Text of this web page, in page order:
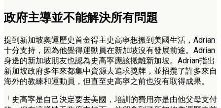
政府主導並不能解決所有問題
提到新加坡奧運歷史首金得主史高寧想搬到美國生活，Adrian
十分支持，因為他覺得運動員在新加坡沒有發展前途。Adrian
身邊的新加坡朋友也認為史高寧應該搬離新加坡。Adrian指出
新加坡政府多年來都集中資源去追求獎牌，並招攬了許多來自
海外的教練和運動員，但直至史高寧之前也沒有取得成果。
「史高寧是自己決定要去美國，培訓的費用亦是由他父母支付